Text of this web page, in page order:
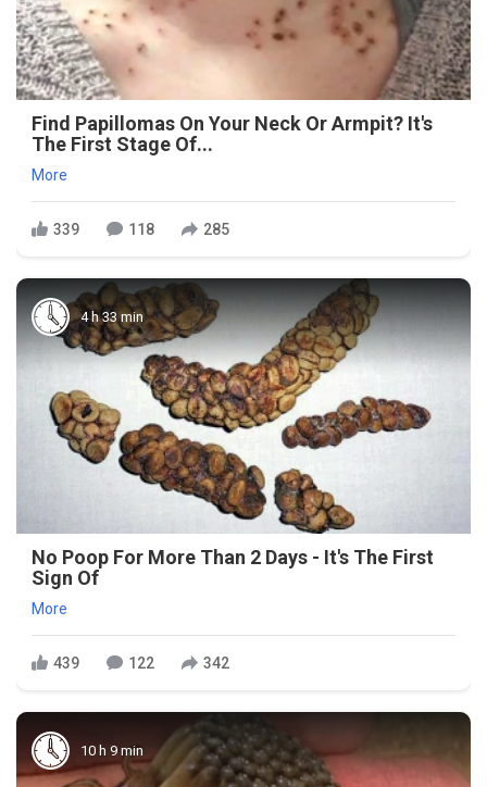
Find Papillomas On Your Neck Or Armpit? It's
The First Stage Of...
More
339 118 285
4 h 33 min
No Poop For More Than 2 Days - It's The First
Sign Of
More
439 122 342
10 h 9 min